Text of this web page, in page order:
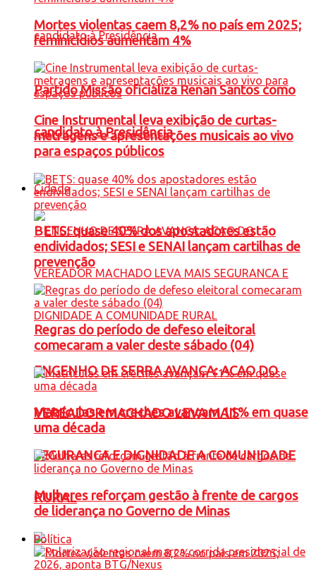
Partido Missão oficializa Renan Santos como
candidato à Presidência
Cidade
ENGENHO DE SERRA AVANÇA: ACAO DO
VEREADOR MACHADO LEVA MAIS
SEGURANCA E DIGNIDADE A COMUNIDADE
RURAL
Mortes violentas caem 8,2% no país em 2025;
feminicídios aumentam 4%
Cine Instrumental leva exibição de curtas-
metragens e apresentações musicais ao vivo
para espaços públicos
BETS: quase 40% dos apostadores estão
endividados; SESI e SENAI lançam cartilhas de
prevenção
Regras do período de defeso eleitoral
comecaram a valer deste sábado (04)
Matrículas em creches avançam 11% em quase
uma década
Mulheres reforçam gestão à frente de cargos
de liderança no Governo de Minas
Política